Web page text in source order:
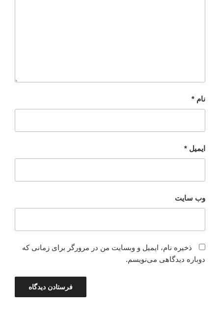
نام *
ایمیل *
وب‌ سایت
ذخیره نام، ایمیل و وبسایت من در مرورگر برای زمانی که
دوباره دیدگاهی می‌نویسم.